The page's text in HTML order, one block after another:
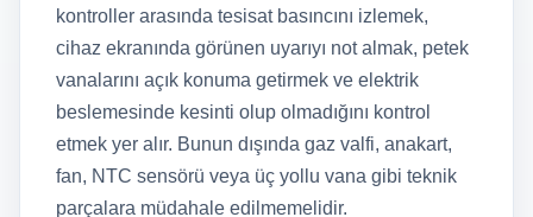
kontroller arasında tesisat basıncını izlemek,
cihaz ekranında görünen uyarıyı not almak, petek
vanalarını açık konuma getirmek ve elektrik
beslemesinde kesinti olup olmadığını kontrol
etmek yer alır. Bunun dışında gaz valfi, anakart,
fan, NTC sensörü veya üç yollu vana gibi teknik
parçalara müdahale edilmemelidir.